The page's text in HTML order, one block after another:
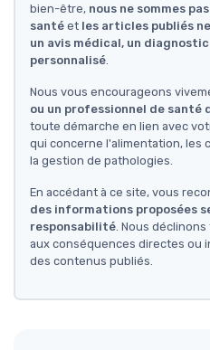
bien-être, nous ne sommes
santé et les articles publiés
un avis médical, un
personnalisé.
Nous vous encourageons
ou un professionnel de santé
toute démarche en lien avec
qui concerne l'alimentation, les
la gestion de pathologies.
En accédant à ce site, vous
des informations proposées
responsabilité. Nous
aux conséquences directes ou
des contenus publiés.